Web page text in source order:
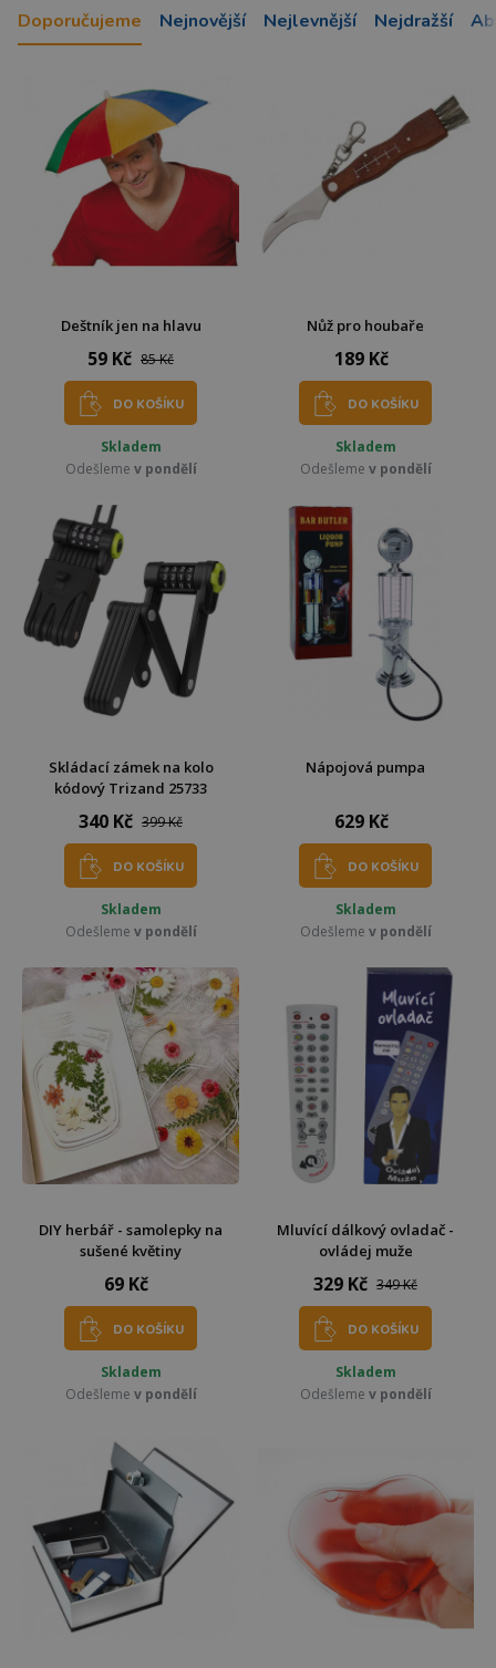
Doporučujeme Nejnovější Nejlevnější Nejdražší
Deštník jen na hlavu
59 Kč 85 Kč
DO KOŠÍKU
Skladem
Odešleme v pondělí
Nůž pro houbaře
189 Kč
DO KOŠÍKU
Skladem
Odešleme v pondělí
Skládací zámek na kolo
kódový Trizand 25733
340 Kč 399 Kč
DO KOŠÍKU
Skladem
Odešleme v pondělí
Nápojová pumpa
629 Kč
DO KOŠÍKU
Skladem
Odešleme v pondělí
DIY herbář - samolepky na
sušené květiny
69 Kč
DO KOŠÍKU
Skladem
Odešleme v pondělí
Mluvící dálkový ovladač -
ovládej muže
329 Kč 349 Kč
DO KOŠÍKU
Skladem
Odešleme v pondělí